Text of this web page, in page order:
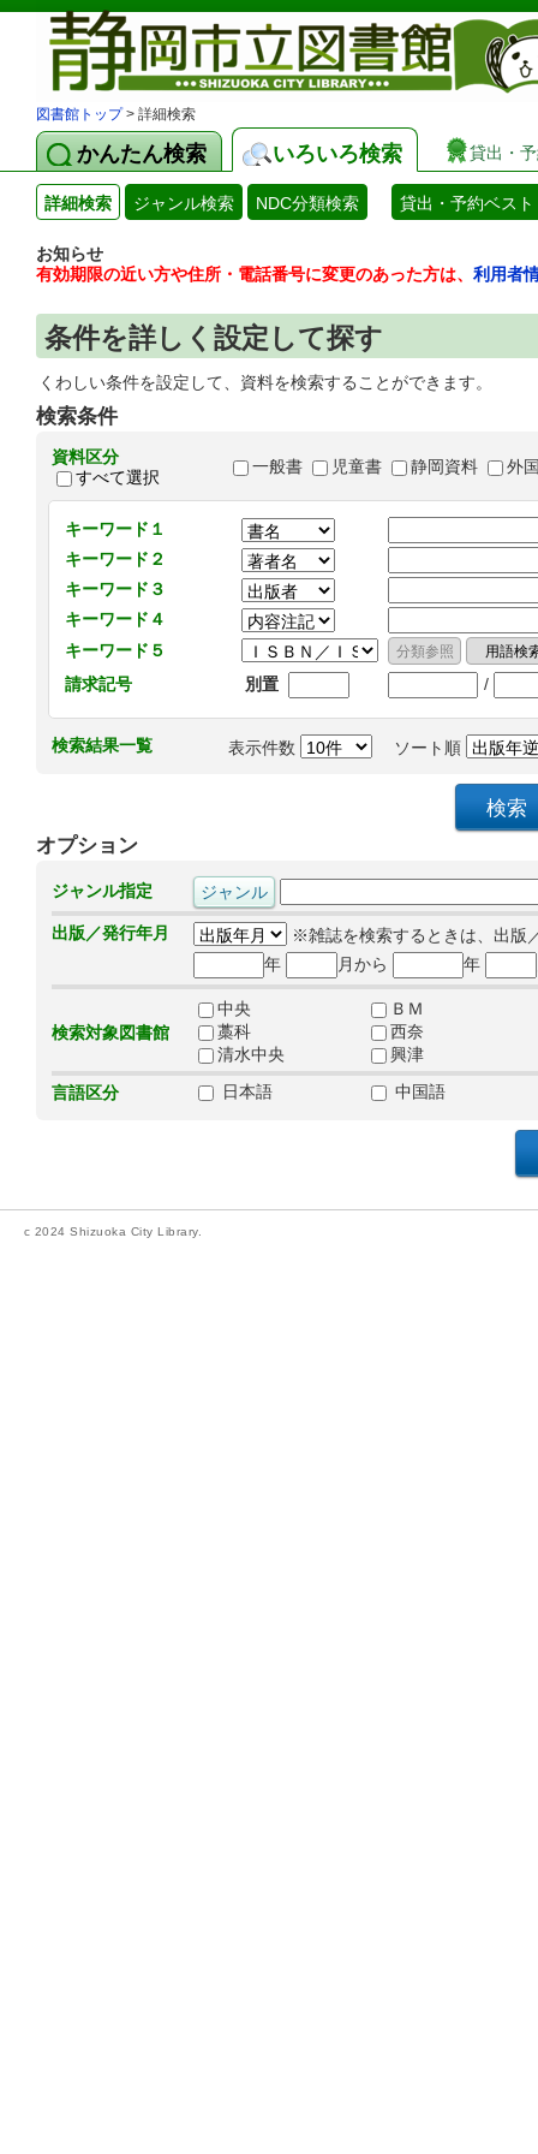
図書館トップ> 詳細検索
かんたん検索 いろいろ検索 貸出・
詳細検索 ジャンル検索 NDC分類検索 貸出・予約ベスト
お知らせ
有効期限の近い方や住所・電話番号に変更のあった方は、 利用者
条件を詳しく設定して探す
くわしい条件を設定して、資料を検索することができます。
検索条件
資料区分
すべて選択
一般書 児童書 静岡資料 外
キーワード１
キーワード２
キーワード３
キーワード４
キーワード５
請求記号
別置 /
検索結果一覧 表示件数 ソート順
オプション
ジャンル指定
出版／発行年月
※雑誌を検索するときは、出版
年
月から 年
検索対象図書館
中央
ＢＭ
藁科
西奈
清水中央
興津
言語区分
日本語 中国語
c 2024 Shizuoka City Library.